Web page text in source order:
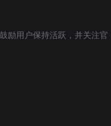
励用户保持活跃，并关注官